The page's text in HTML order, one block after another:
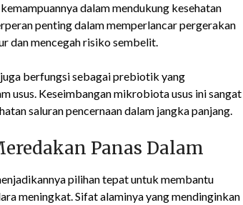
dalam mendukung kesehatan
penting dalam memperlancar pergerakan
dan mencegah risiko sembelit.
berfungsi sebagai prebiotik yang
usus. Keseimbangan mikrobiota usus ini sangat
saluran pencernaan dalam jangka panjang.
Panas Dalam
pilihan tepat untuk membantu
meningkat. Sifat alaminya yang mendinginkan